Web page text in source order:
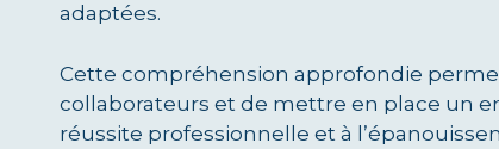
adaptées.
Cette compréhension approfondie
collaborateurs et de mettre en place un
réussite professionnelle et à